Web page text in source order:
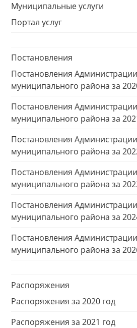
Муниципальные услуги
Портал услуг
Постановления
Постановления
муниципального района за
Постановления
муниципального района за
Постановления
муниципального района за
Постановления
муниципального района за
Постановления
муниципального района за
Постановления
муниципального района за
Распоряжения
Распоряжения за 2020 год
Распоряжения за 2021 год